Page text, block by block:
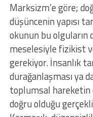
Marksizm’e göre;
düşüncenin yapısı
okunun bu olguların
meselesiyle fizikist
gerekiyor. İnsanlık
durağanlaşması ya
toplumsal hareketin
doğru olduğu